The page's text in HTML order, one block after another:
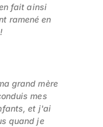
fait ainsi
ramené en
grand mère
mes
et j'ai
quand je